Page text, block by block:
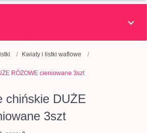
Kwiaty i listki waflowe
RÓŻOWE cieniowane 3szt
chińskie DUŻE
3szt